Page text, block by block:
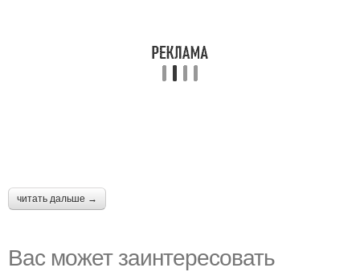
читать дальше →
Вас может заинтересовать